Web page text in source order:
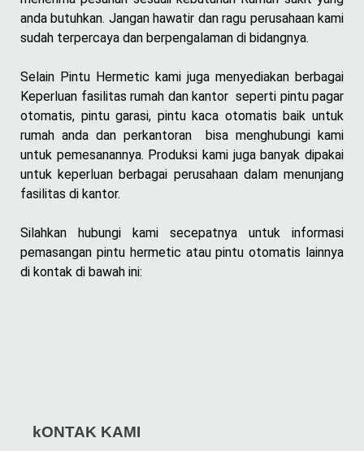
anda butuhkan. Jangan hawatir dan ragu perusahaan kami
sudah terpercaya dan berpengalaman di bidangnya.
Selain Pintu Hermetic kami juga menyediakan berbagai
Keperluan fasilitas rumah dan kantor seperti pintu pagar
otomatis, pintu garasi, pintu kaca otomatis baik untuk
rumah anda dan perkantoran bisa menghubungi kami
untuk pemesanannya. Produksi kami juga banyak dipakai
untuk keperluan berbagai perusahaan dalam menunjang
fasilitas di kantor.
Silahkan hubungi kami secepatnya untuk informasi
pemasangan pintu hermetic atau pintu otomatis lainnya
di kontak di bawah ini:
kONTAK KAMI